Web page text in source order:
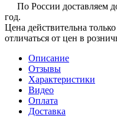
По России доставляем
год.
Цена действительна
отличаться от цен в
Описание
Отзывы
Характеристики
Видео
Оплата
Доставка